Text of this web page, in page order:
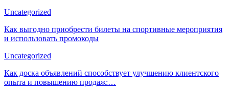
Uncategorized
Как выгодно приобрести билеты на спортивные мероприятия
и использовать промокоды
Uncategorized
Как доска объявлений способствует улучшению клиентского
опыта и повышению продаж:…